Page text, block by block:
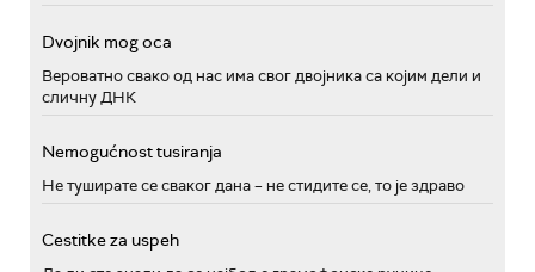
Dvojnik mog oca
Вероватно свако од нас има свог двојника са којим дели и
сличну ДНК
Nemogućnost tusiranja
Не туширате се сваког дана – не стидите се, то је здраво
Cestitke za uspeh